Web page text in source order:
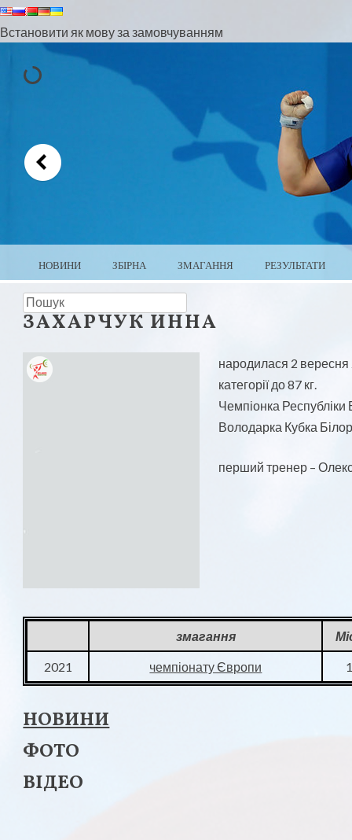
Встановити як мову за замовчуванням
ВАЖКА АТЛЕТИКА
МЕНЮ
ПЕРЕЙТИ ДО ВМІСТУ
НОВИНИ ЗБІРНА ЗМАГАННЯ РЕЗУЛЬТАТИ
пошук
ЗАХАРЧУК ИННА
народилася 2 вересня
категорії до 87 кг.
Чемпіонка Республіки
Володарка Кубка
перший тренер –
змагання
2021 чемпіонату Європи
НОВИНИ
ФОТО
ВІДЕО